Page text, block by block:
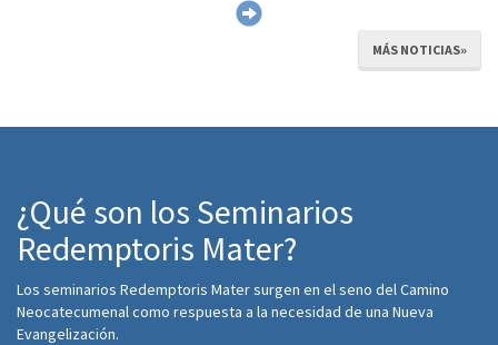
MÁS NOTICIAS»
¿Qué son los Seminarios
Redemptoris Mater?
Los seminarios Redemptoris Mater surgen en el seno del Camino
Neocatecumenal como respuesta a la necesidad de una Nueva
Evangelización.